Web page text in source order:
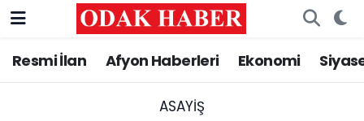
Resmi İlan Afyon Haberleri Ekonomi
ASAYİŞ
AFYONKARAHİSAR HABERLERİ
Nöbetçi Eczaneler